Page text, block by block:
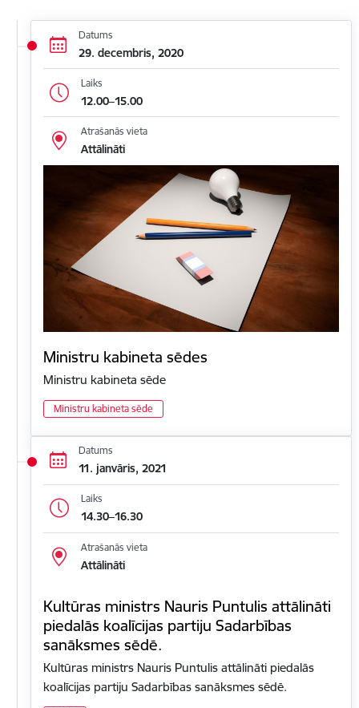
Datums
29. decembris, 2020
Laiks
12.00–15.00
Atrašanās vieta
Attālināti
Ministru kabineta sēdes
Ministru kabineta sēde
Ministru kabineta sēde
Datums
11. janvāris, 2021
Laiks
14.30–16.30
Atrašanās vieta
Attālināti
Kultūras ministrs Nauris Puntulis attālināti
piedalās koalīcijas partiju Sadarbības
sanāksmes sēdē.
Kultūras ministrs Nauris Puntulis attālināti piedalās
koalīcijas partiju Sadarbības sanāksmes sēdē.